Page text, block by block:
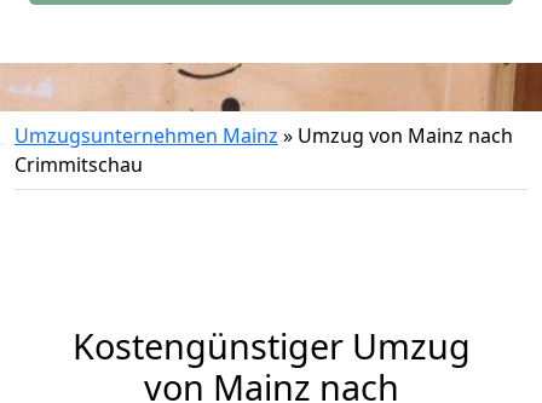
Umzugsunternehmen Mainz » Umzug von Mainz nach
Crimmitschau
Kostengünstiger Umzug
von Mainz nach